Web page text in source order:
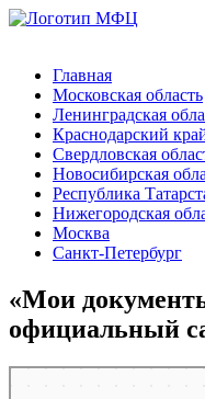
Главная
Московская область
Ленинградская
Краснодарский
Свердловская
Новосибирская
Республика
Нижегородская
Москва
Санкт-Петербург
«Мои
официальный